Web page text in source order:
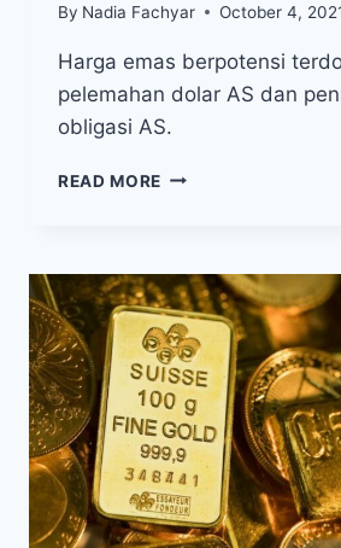
By Nadia Fachyar October 4,
Harga emas berpotensi
pelemahan dolar AS dan
obligasi AS.
READ MORE HARGA
SENIN
4
OKTOBER
2021,
TERDORONG
PELEMAHAN
DOLAR
AS